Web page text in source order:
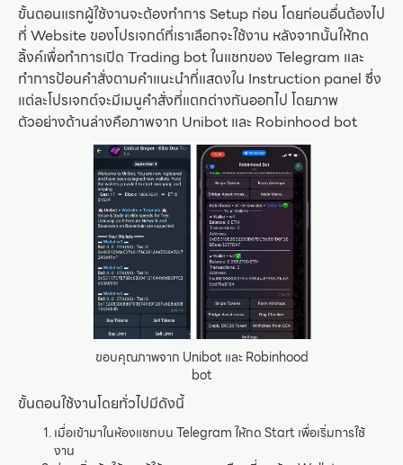
ขั้นตอนแรกผู้ใช้งานจะต้องทำการ Setup ก่อน โดยก่อนอื่นต้องไป
ที่ Website ของโปรเจกต์ที่เราเลือกจะใช้งาน หลังจากนั้นให้กด
ลิ้งค์เพื่อทำการเปิด Trading bot ในแชทของ Telegram และ
ทำการป้อนคำสั่งตามคำแนะนำที่แสดงใน Instruction panel ซึ่ง
แต่ละโปรเจกต์จะมีเมนูคำสั่งที่แตกต่างกันออกไป โดยภาพ
ตัวอย่างด้านล่างคือภาพจาก Unibot และ Robinhood bot
ขอบคุณภาพจาก Unibot และ Robinhood
bot
ขั้นตอนใช้งานโดยทั่วไปมีดังนี้
เมื่อเข้ามาในห้องแชทบน Telegram ให้กด Start เพื่อเริ่มการใช้
งาน